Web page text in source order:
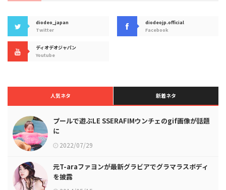
diodeo_japan
Twitter
diodeojp.official
Facebook
ディオデオジャパン
Youtube
人気ネタ 新着ネタ
プールで遊ぶLE SSERAFIMウンチェのgif画像が話題
に
2022/07/29
元T-araファヨンが最新グラビアでグラマラスボディ
を披露